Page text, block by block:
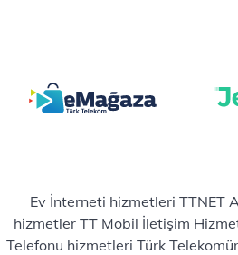
Ev İnterneti hizmetleri TTNET
hizmetler TT Mobil İletişim
Telefonu hizmetleri Türk